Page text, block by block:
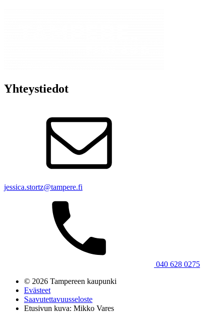
Yhteystiedot
jessica.stortz@tampere.fi
040 628 0275
© 2026 Tampereen kaupunki
Evästeet
Saavutettavuusseloste
Etusivun kuva: Mikko Vares